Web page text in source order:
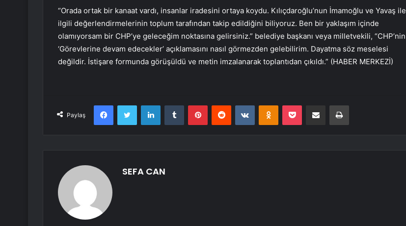
“Orada ortak bir kanaat vardı, insanlar iradesini ortaya koydu. Kılıçdaroğlu’nun İmamoğlu ve Yavaş ile
ilgili değerlendirmelerinin toplum tarafından takip edildiğini biliyoruz. Ben bir yaklaşım içinde
olamıyorsam bir CHP’ye geleceğim noktasına gelirsiniz.” belediye başkanı veya milletvekili, “CHP’nin
‘Görevlerine devam edecekler’ açıklamasını nasıl görmezden gelebilirim. Dayatma söz meselesi
değildir. İstişare formunda görüşüldü ve metin imzalanarak toplantıdan çıkıldı.” (HABER MERKEZİ)
Paylaş
FacebookTwitter LinkedInTumblr PinterestReddit VKontakteOdnoklassniki
Pocket E-Posta ile paylaş Yazdır
SEFA CAN